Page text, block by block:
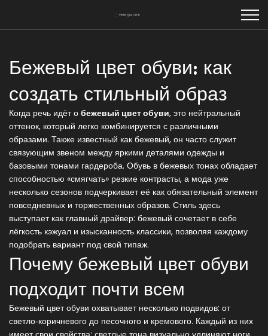
Бежевый цвет обуви: как
создать стильный образ
Когда речь идёт о бежевый цвет обуви, это нейтральный
оттенок, который легко комбинируется с различными
образами. Также известный как бежевый, он часто служит
связующим звеном между яркими деталями одежды и
базовыми тонами гардероба. Обувь в бежевых тонах обладает
способностью «смягчать» резкие контрасты, а мода уже
несколько сезонов подчеркивает её как обязательный элемент
повседневных и торжественных образов. Стиль здесь
выступает как главный драйвер: бежевый сочетает в себе
лёгкость кэжуал и изысканность классики, позволяя каждому
подобрать вариант под свой типаж.
Почему бежевый цвет обуви
подходит почти всем
Бежевый цвет обуви охватывает несколько подвидов: от
светло‑коричневого до песочного и кремового. Каждый из них